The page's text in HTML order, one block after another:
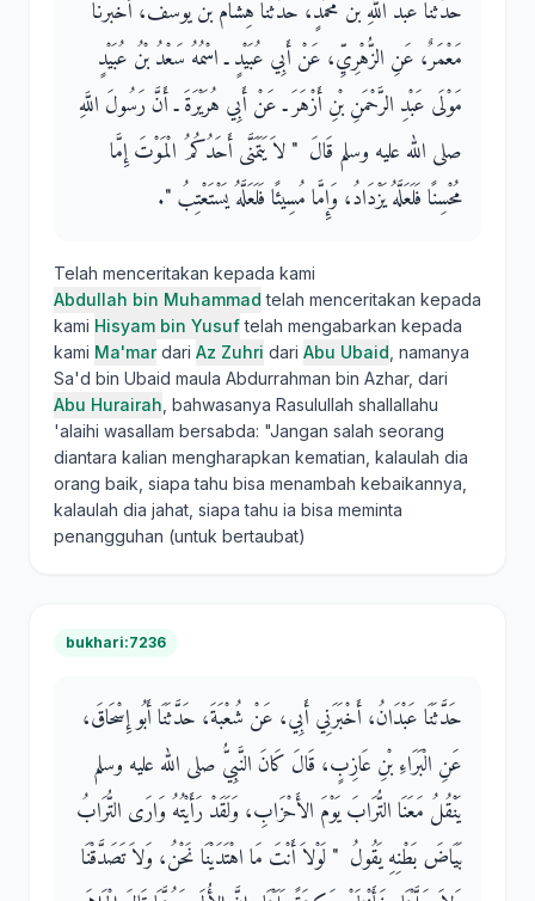
حَدَّثَنَا عَبْدُ اللَّهِ بْنُ مُحَمَّدٍ، حَدَّثَنَا هِشَامُ بْنُ يُوسُفَ، أَخْبَرَنَا
مَعْمَرٌ، عَنِ الزُّهْرِيِّ، عَنْ أَبِي عُبَيْدٍ ـ اسْمُهُ سَعْدُ بْنُ عُبَيْدٍ
مَوْلَى عَبْدِ الرَّحْمَنِ بْنِ أَزْهَرَ ـ عَنْ أَبِي هُرَيْرَةَ ـ أَنَّ رَسُولَ اللَّهِ
صلى الله عليه وسلم قَالَ ‏ "‏ لاَ يَتَمَنَّى أَحَدُكُمُ الْمَوْتَ إِمَّا
مُحْسِنًا فَلَعَلَّهُ يَزْدَادُ، وَإِمَّا مُسِيئًا فَلَعَلَّهُ يَسْتَعْتِبُ ‏"‏‏.‏
Telah menceritakan kepada kami
Abdullah bin Muhammad telah menceritakan kepada
kami Hisyam bin Yusuftelah mengabarkan kepada
kami Ma'mardari Az Zuhri dari Abu Ubaid , namanya
Sa'd bin Ubaid maula Abdurrahman bin Azhar, dari
Abu Hurairah , bahwasanya Rasulullah shallallahu
'alaihi wasallam bersabda: "Jangan salah seorang
diantara kalian mengharapkan kematian, kalaulah dia
orang baik, siapa tahu bisa menambah kebaikannya,
kalaulah dia jahat, siapa tahu ia bisa meminta
penangguhan (untuk bertaubat)
bukhari:7236
حَدَّثَنَا عَبْدَانُ، أَخْبَرَنِي أَبِي، عَنْ شُعْبَةَ، حَدَّثَنَا أَبُو إِسْحَاقَ،
عَنِ الْبَرَاءِ بْنِ عَازِبٍ، قَالَ كَانَ النَّبِيُّ صلى الله عليه وسلم
يَنْقُلُ مَعَنَا التُّرَابَ يَوْمَ الأَحْزَابِ، وَلَقَدْ رَأَيْتُهُ وَارَى التُّرَابُ
بَيَاضَ بَطْنِهِ يَقُولُ ‏ "‏ لَوْلاَ أَنْتَ مَا اهْتَدَيْنَا نَحْنُ، وَلاَ تَصَدَّقْنَا